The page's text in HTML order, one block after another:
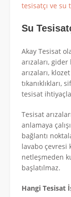
tesisatçı ve su
Su
Akay Tesisat
arızaları,
arızaları,
tıkanıklıkları,
tesisat
Tesisat
anlamaya
bağlantı
lavabo çevresi
netleşmeden
başlatılmaz.
Hangi Tesisat